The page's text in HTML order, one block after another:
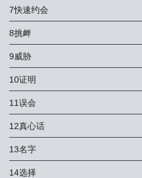
7快速约会
8挑衅
9威胁
10证明
11误会
12真心话
13名字
14选择